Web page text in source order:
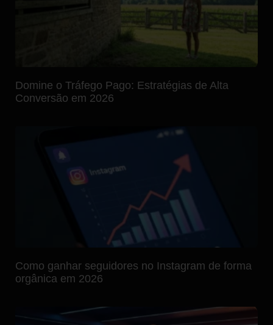
Domine o Tráfego Pago: Estratégias de Alta
Conversão em 2026
Como ganhar seguidores no Instagram de forma
orgânica em 2026